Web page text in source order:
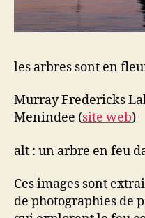
les arbres sont en
Murray Fredericks
Menindee (site web)
alt : un arbre en feu
Ces images sont
de photographies de